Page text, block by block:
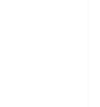
hvězdiček.
hvězdiček.